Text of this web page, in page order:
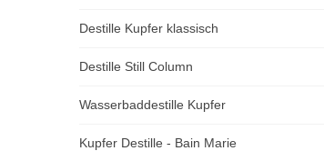
Destille Kupfer klassisch
Destille Still Column
Wasserbaddestille Kupfer
Kupfer Destille - Bain Marie